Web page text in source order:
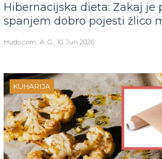
Hibernacijska dieta: Zakaj je
spanjem dobro pojesti žlico
Hudo.com A. G. 10. Jun 2026
KUHARIJA